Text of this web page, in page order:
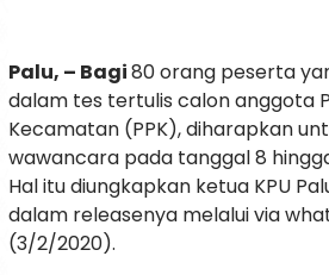
Palu, – Bagi80 orang peserta
dalam tes tertulis calon anggota
Kecamatan (PPK), diharapkan
wawancara pada tanggal 8
Hal itu diungkapkan ketua KPU
dalam releasenya melalui via
(3/2/2020).